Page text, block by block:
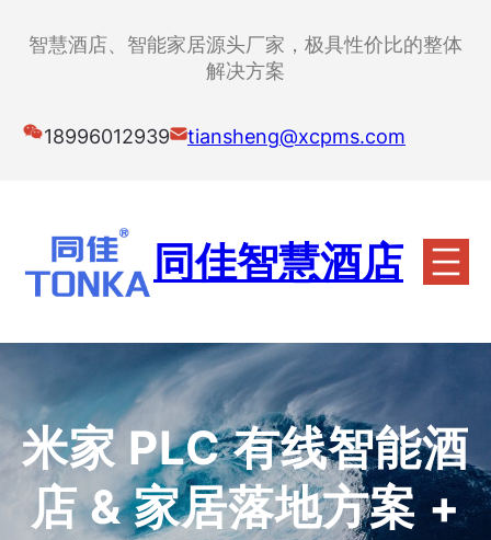
智慧酒店、智能家居源头厂家，极具性价比的整体
解决方案
18996012939 tiansheng@xcpms.com
同佳智慧酒店
米家 PLC 有线智能酒
店 & 家居落地方案 +